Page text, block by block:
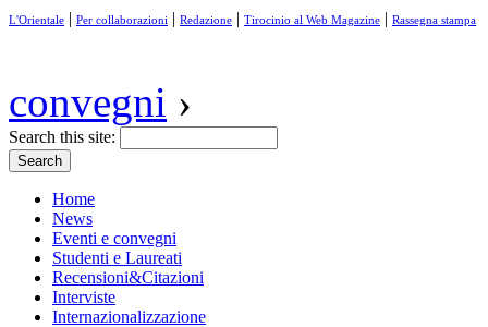
L'Orientale | Per collaborazioni | Redazione | Tirocinio al Web Magazine | Rassegna stampa
convegni ›
Search this site:
Home
News
Eventi e convegni
Studenti e Laureati
Recensioni&Citazioni
Interviste
Internazionalizzazione